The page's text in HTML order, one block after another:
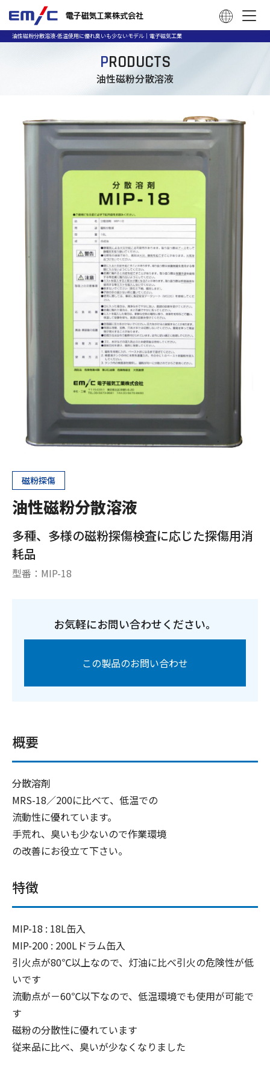
油性磁粉分散溶液-低温使用に優れ臭いも少ないモデル｜電子磁気工業
PRODUCTS
油性磁粉分散溶液
磁粉探傷
油性磁粉分散溶液
多種、多様の磁粉探傷検査に応じた探傷用消
耗品
型番： MIP-18
お気軽にお問い合わせください。
この製品のお問い合わせ
概要
分散溶剤
MRS-18／200に比べて、低温での
流動性に優れています。
手荒れ、臭いも少ないので作業環境
の改善にお役立て下さい。
特徴
MIP-18 : 18L缶入
MIP-200 : 200Lドラム缶入
引火点が80℃以上なので、灯油に比べ引火の危険性が低
いです
流動点が－60℃以下なので、低温環境でも使用が可能で
す
磁粉の分散性に優れています
従来品に比べ、臭いが少なくなりました